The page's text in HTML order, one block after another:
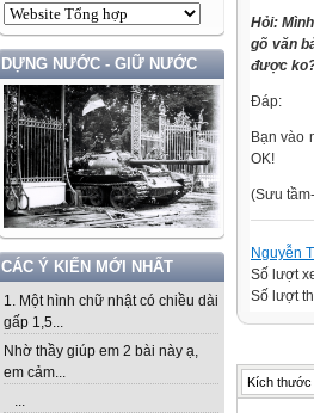
DỰNG NƯỚC - GIỮ NƯỚC
CÁC Ý KIẾN MỚI NHẤT
1. Một hình chữ nhật có chiều dài
gấp 1,5...
Nhờ thầy giúp em 2 bài này ạ,
em cảm...
...
Hỏi:
gõ văn
được
Đáp:
Bạn vào
OK!
(Sưu
Nguyễn
Số lượt
Số lượt
Kích thước